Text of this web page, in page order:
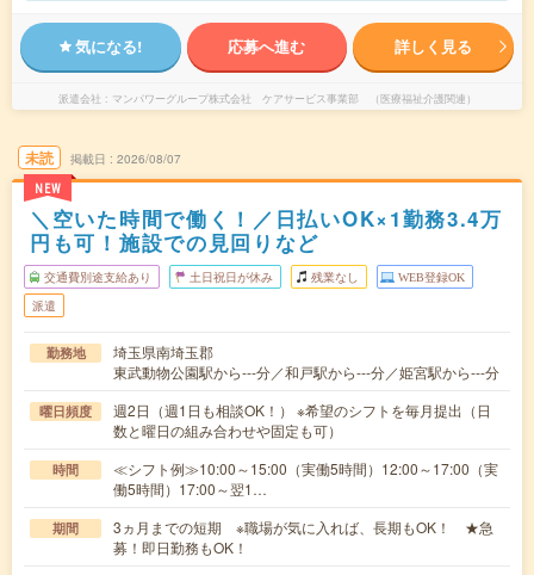
気になる! 応募へ進む 詳しく見る
派遣会社 マンパワーグループ株式会社 ケアサービス事業部 （医療福祉介護関連）
未読
NEW
掲載日 2026/08/07
＼空いた時間で働く！／日払いOK×1勤務3.4万
円も可！施設での見回りなど
交通費別途支給あり 土日祝日が休み 残業なし WEB登録OK
派遣
勤務地
埼玉県南埼玉郡
東武動物公園駅から---分／和戸駅から---分／姫宮駅から---分
曜日頻度
週2日（週1日も相談OK！） ※希望のシフトを毎月提出（日
数と曜日の組み合わせや固定も可）
時間
≪シフト例≫10:00～15:00（実働5時間）12:00～17:00（実
働5時間）17:00～翌1…
期間
3ヵ月までの短期 ※職場が気に入れば、長期もOK！ ★急
募！即日勤務もOK！